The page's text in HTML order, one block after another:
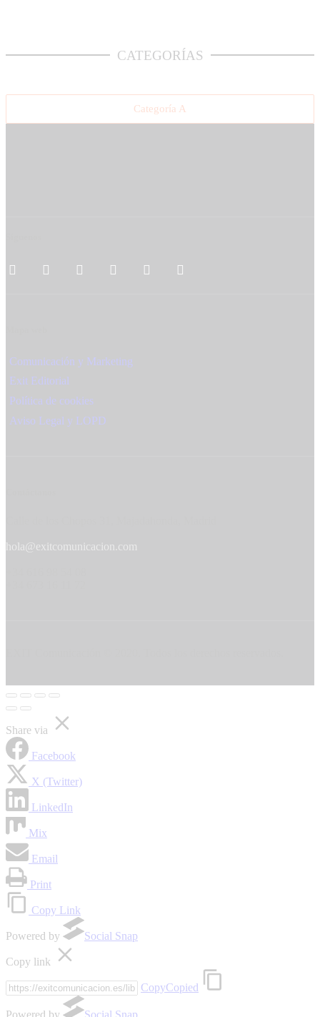
CATEGORÍAS
Categoría A
Comunicación y Marketing
Exit Editorial
Política de cookies
Aviso Legal y LOPD
hola@exitcomunicacion.com
Share via
Facebook
X (Twitter)
LinkedIn
Mix
Email
Print
Copy Link
Powered by Social Snap
Copy link
CopyCopied
Powered by Social Snap